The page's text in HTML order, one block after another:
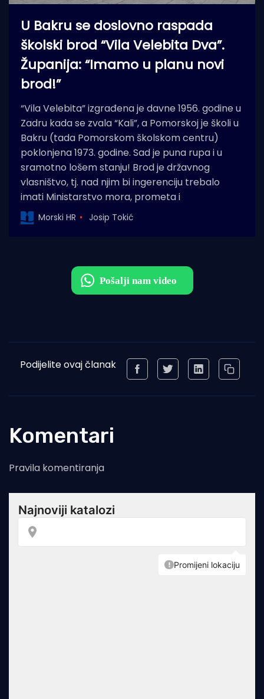
U Bakru se doslovno raspada
školski brod “Vila Velebita Dva”.
Županija: “Imamo u planu novi
brod!”
“Vila Velebita” izgrađena je davne 1956. godine u
Zadru kada se zvala “Kali”, a Pomorskoj je školi u
Bakru (tada Pomorskom školskom centru)
poklonjena 1973. godine. Sad je puna rupa i u
sramotno lošem stanju! Brod je državnog
vlasništvo, tj. nad njim bi ingerenciju trebalo
imati Ministarstvo mora, prometa i
Morski HR Josip Tokić
Podijelite ovaj članak
Komentari
Pravila komentiranja